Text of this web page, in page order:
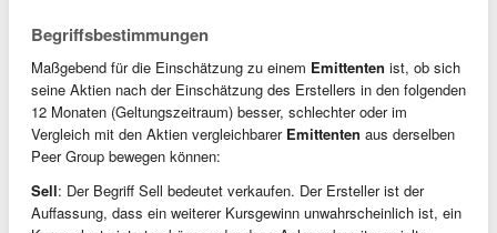
Begriffsbestimmungen
Maßgebend für die Einschätzung zu einem Emittenten ist, ob sich
seine Aktien nach der Einschätzung des Erstellers in den folgenden
12 Monaten (Geltungszeitraum) besser, schlechter oder im
Vergleich mit den Aktien vergleichbarer Emittenten aus derselben
Peer Group bewegen können:
Sell: Der Begriff Sell bedeutet verkaufen. Der Ersteller ist der
Auffassung, dass ein weiterer Kursgewinn unwahrscheinlich ist, ein